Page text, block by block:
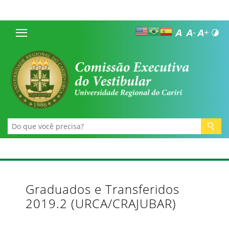
Graduados e Transferidos
2019.2 (URCA/CRAJUBAR)